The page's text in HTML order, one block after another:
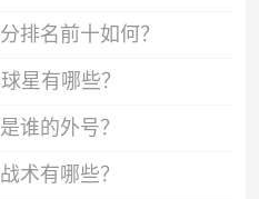
排名前十如何？
星有哪些？
谁的外号？
术有哪些？